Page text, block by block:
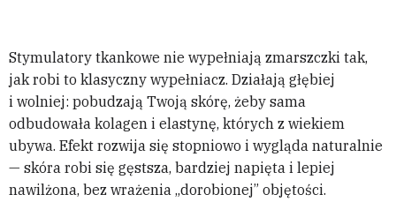
Stymulatory tkankowe nie wypełniają zmarszczki tak,
jak robi to klasyczny wypełniacz. Działają głębiej
i wolniej: pobudzają Twoją skórę, żeby sama
odbudowała kolagen i elastynę, których z wiekiem
ubywa. Efekt rozwija się stopniowo i wygląda naturalnie
— skóra robi się gęstsza, bardziej napięta i lepiej
nawilżona, bez wrażenia „dorobionej” objętości.